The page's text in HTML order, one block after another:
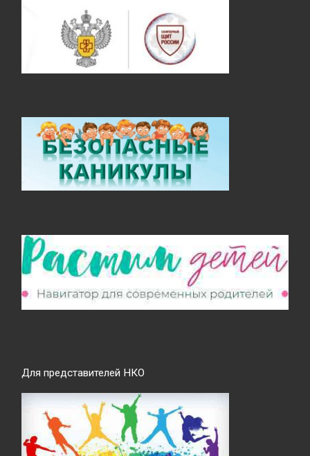
Для представителей НКО